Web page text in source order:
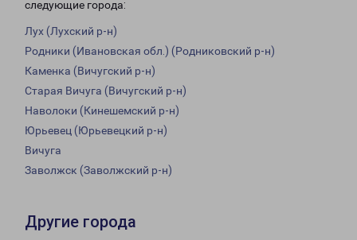
следующие города:
Лух (Лухский р-н)
Родники (Ивановская обл.) (Родниковский р-н)
Каменка (Вичугский р-н)
Старая Вичуга (Вичугский р-н)
Наволоки (Кинешемский р-н)
Юрьевец (Юрьевецкий р-н)
Вичуга
Заволжск (Заволжский р-н)
Другие города